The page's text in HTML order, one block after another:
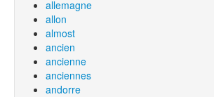
allemagne
allon
almost
ancien
ancienne
anciennes
andorre